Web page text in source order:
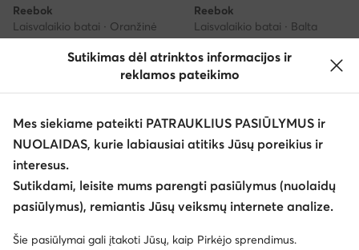
Reebok
Laisvalaikio batai · Oranžinė
Mažiausia kaina55,99 €
Reebok
Laisvalaikio batai · Balta
30,99
Mažiausia kaina44,99 €
Sutikimas dėl atrinktos informacijos ir
reklamos pateikimo
Mes siekiame pateikti PATRAUKLIUS PASIŪLYMUS ir
NUOLAIDAS, kurie labiausiai atitiks Jūsų poreikius ir
interesus.
Sutikdami, leisite mums parengti pasiūlymus (nuolaidų
pasiūlymus), remiantis Jūsų veiksmų internete analize.
Šie pasiūlymai gali įtakoti Jūsų, kaip Pirkėjo sprendimus.